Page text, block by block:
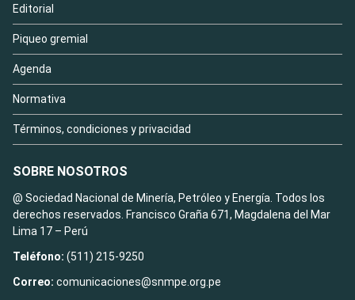
Editorial
Piqueo gremial
Agenda
Normativa
Términos, condiciones y privacidad
SOBRE NOSOTROS
@ Sociedad Nacional de Minería, Petróleo y Energía. Todos los
derechos reservados. Francisco Graña 671, Magdalena del Mar
Lima 17 – Perú
Teléfono: (511) 215-9250
Correo: comunicaciones@snmpe.org.pe